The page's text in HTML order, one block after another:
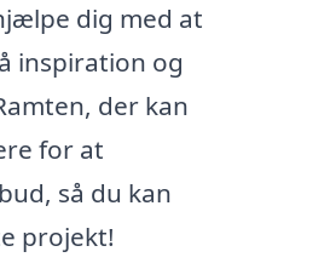
dig med at
inspiration og
der kan
for at
så du kan
projekt!